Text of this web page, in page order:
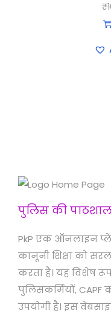
₹
पुलिस की
PkP एक ऑनलाइन
कानूनी शिक्षा को
करता है। यह विशेष
पुलिसकर्मियों,
उपयोगी है। इस